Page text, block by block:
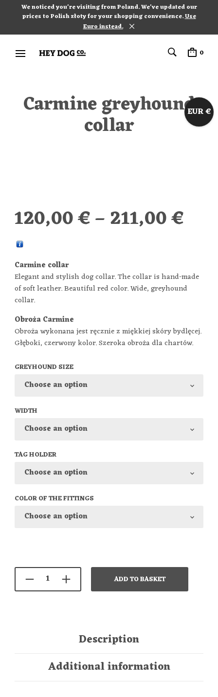
We noticed you're visiting from Poland. We've updated our
prices to Polish złoty for your shopping convenience.Use
Euro instead.
0
Carmine greyhound
collar
120,00€–211,00€
Carmine collar
Elegant and stylish dog collar. The collar is hand-made
of soft leather. Beautiful redcolor. Wide, greyhound
collar.
Obroża Carmine
Obroża wykonana jest ręcznie z miękkiej skóry bydlęcej.
Głęboki, czerwony kolor. Szeroka obroża dla chartów.
GREYHOUND SIZE
WIDTH
TAG HOLDER
COLOR OF THE FITTINGS
ADD TO BASKET
Description
Additional information
EUR €